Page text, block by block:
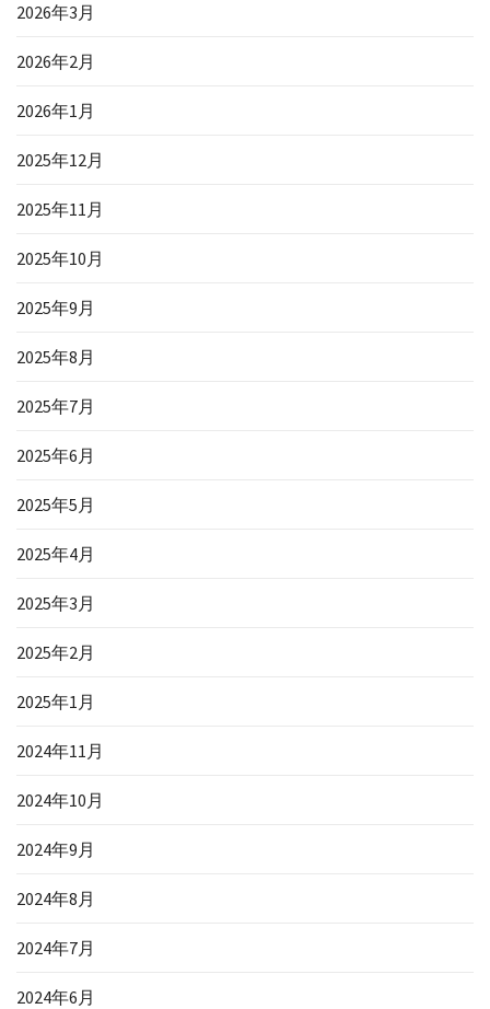
2026年3月
2026年2月
2026年1月
2025年12月
2025年11月
2025年10月
2025年9月
2025年8月
2025年7月
2025年6月
2025年5月
2025年4月
2025年3月
2025年2月
2025年1月
2024年11月
2024年10月
2024年9月
2024年8月
2024年7月
2024年6月